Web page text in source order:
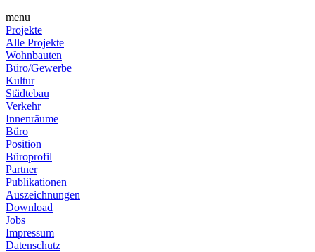
menu
Projekte
Alle Projekte
Wohnbauten
Büro/Gewerbe
Kultur
Städtebau
Verkehr
Innenräume
Büro
Position
Büroprofil
Partner
Publikationen
Auszeichnungen
Download
Jobs
Impressum
Datenschutz